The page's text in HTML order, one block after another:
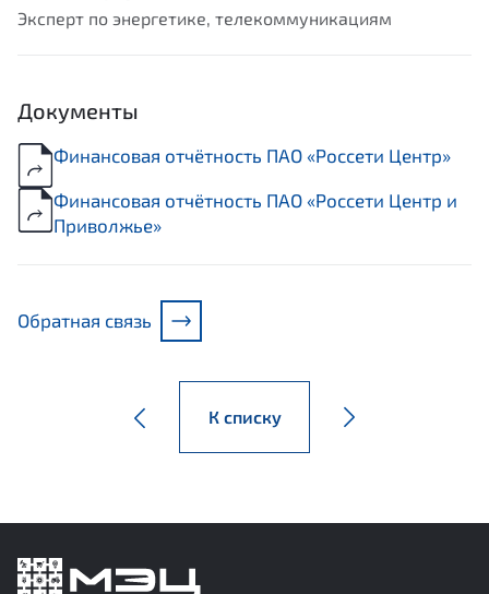
Эксперт по энергетике, телекоммуникациям
Документы
Финансовая отчётность ПАО «Россети Центр»
Финансовая отчётность ПАО «Россети Центр и
Приволжье»
Обратная связь
К списку